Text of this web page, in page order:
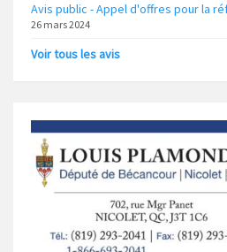
Avis public - Appel d'offres pour la
26 mars 2024
Voir tous les avis